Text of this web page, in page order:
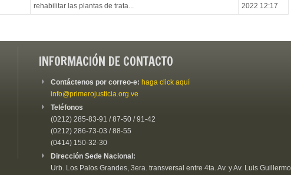
rehabilitar las plantas de trata...
2022 12:17
INFORMACIÓN DE CONTACTO
Contáctenos por correo-e: haga click aquí
info@primerojusticia.org.ve
Teléfonos
(0212) 285-83-91 / 87-50 / 91-42
(0212) 286-73-03 / 88-55
(0414) 150-32-30
Dirección Sede Nacional:
Urb. Los Palos Grandes, 3era. transversal entre 4ta. Av. y Av. Luis Guillermo